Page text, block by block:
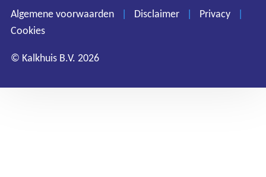
Privacy
Algemene voorwaarden | Disclaimer | Privacy
|
Cookies
© Kalkhuis B.V. 2026